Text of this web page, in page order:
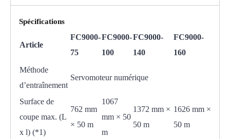
Spécifications
Article
FC9000-
75
FC9000-
100
FC9000-
140
FC9000-
160
Méthode
d’entraînement
Servomoteur numérique
Surface de
coupe max. (L
x l) (*1)
762 mm
× 50 m
1067
mm × 50
m
1372 mm ×
50 m
1626 mm ×
50 m